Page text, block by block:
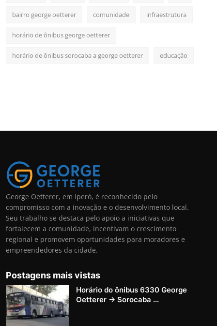
bairro george oetterer comunidade infraestrutura
horário de ônibus george oetterer
horário de ônibus sorocaba a george oetterer educação
George Oetterer, em Iperó, é reconhecido pelo
compromisso com a inovação e o desenvolvimento local.
Seu trabalho se destaca pelo apoio a iniciativas que
fortalecem a comunidade, incentivam o crescimento
regional e promovem oportunidades para moradores e
empreendedores da cidade.
Postagens mais vistas
Horário do ônibus 6330 George
Oetterer → Sorocaba ...